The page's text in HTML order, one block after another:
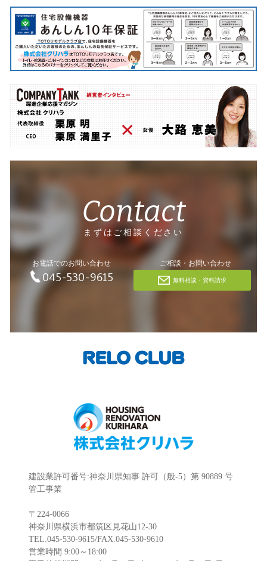
Contact
まずはご相談ください
お電話でのお問い合わせ
045-530-9615
ご相談・お問い合わせ
無料相談・資料請求
建設業許可番号:神奈川県知事 許可（般-5）第 90889 号
管工事業
〒224-0066
神奈川県横浜市都筑区見花山12-30
TEL.045-530-9615/FAX.045-530-9610
営業時間 9:00～18:00